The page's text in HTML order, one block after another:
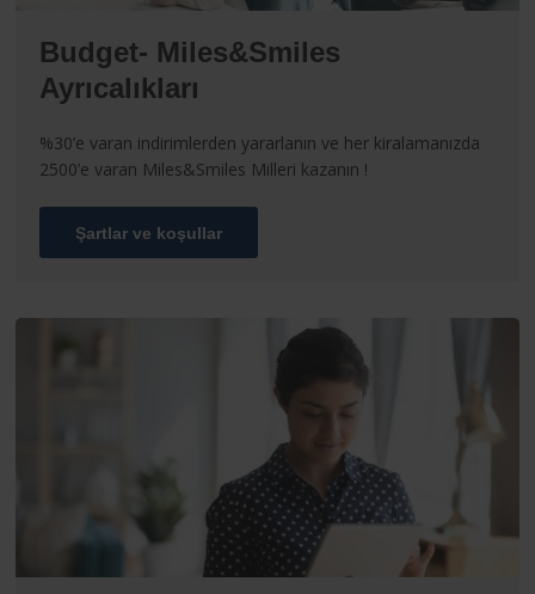
Budget- Miles&Smiles
Ayrıcalıkları
%30’e varan indirimlerden yararlanın ve her kiralamanızda
2500’e varan Miles&Smiles Milleri kazanın !
Şartlar ve koşullar